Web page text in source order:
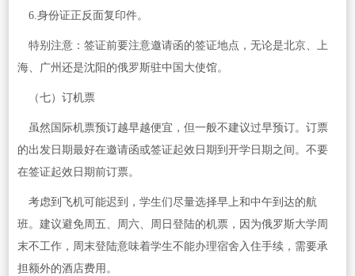
6.身份证正反面复印件。
特别注意：签证前要注意邀请函的签证地点，无论是北京、上
海、广州还是沈阳的俄罗斯驻中国大使馆。
（七）订机票
虽然国际机票预订越早越便宜，但一般不建议过早预订。订票
的出发日期最好在邀请函或签证起效日期到开学日期之间。不要
在签证起效日期前订票。
考虑到飞机可能迟到，学生们尽量选择早上和中午到达的航
班。建议避免周五、周六、周日登陆的机票，因为俄罗斯大学周
末不工作，周末登陆意味着学生不能办理宿舍入住手续，需要承
担额外的酒店费用。